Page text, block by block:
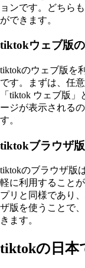
ョンです。どちら
ができます。
tiktokウェブ版
tiktokのウェブ版を
です。まずは、任
「tiktok ウェブ版
ージが表示される
す。
tiktokブラウザ
tiktokのブラウザ版
軽に利用すること
プリと同様であり
ザ版を使うことで
きます。
tiktokの日本